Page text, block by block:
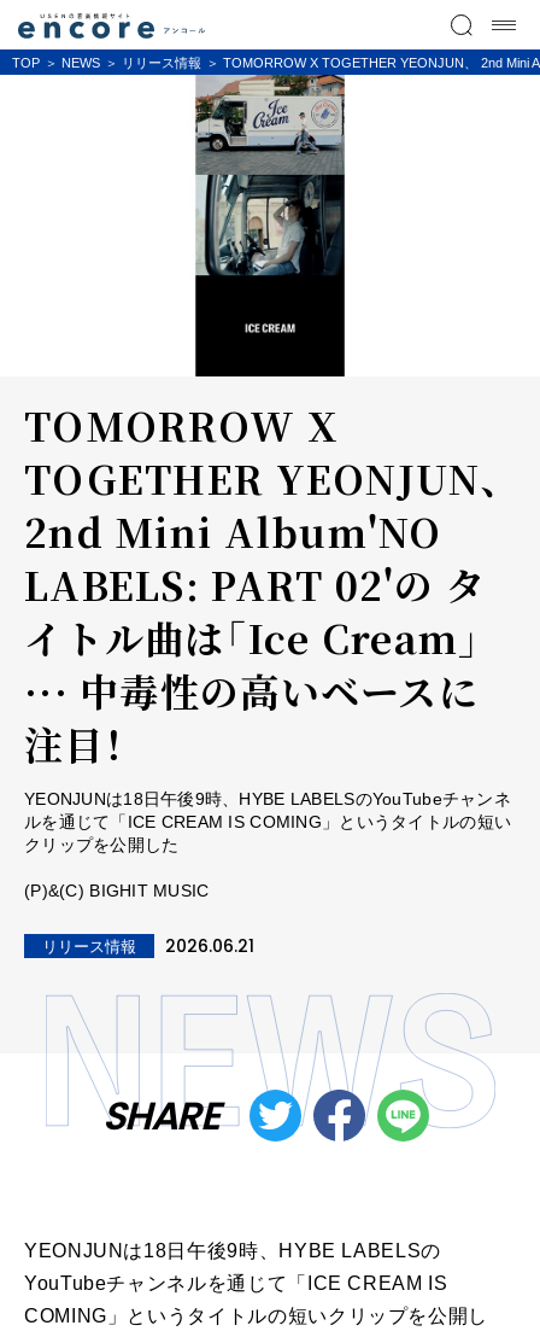
TOP NEWS リリース情報 TOMORROW X TOGETHER YEONJUN、 2nd Mini
TOMORROW X
TOGETHER YEONJUN、
2nd Mini Album'NO
LABELS: PART 02'の タ
イトル曲は「Ice Cream」
··· 中毒性の高いベースに
注目！
YEONJUNは18日午後9時、HYBE LABELSのYouTubeチャンネ
ルを通じて「ICE CREAM IS COMING」というタイトルの短い
クリップを公開した
(P)&(C) BIGHIT MUSIC
リリース情報 2026.06.21
SHARE
YEONJUNは18日午後9時、HYBE LABELSの
YouTubeチャンネルを通じて「ICE CREAM IS
COMING」というタイトルの短いクリップを公開し